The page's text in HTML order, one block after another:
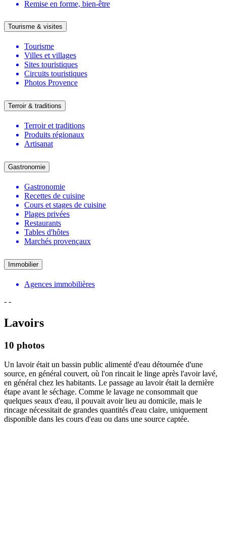
Remise en forme, bien-être
Tourisme & visites
Tourisme
Villes et villages
Sites touristiques
Circuits touristiques
Photos Provence
Terroir & traditions
Terroir et traditions
Produits régionaux
Artisanat
Gastronomie
Gastronomie
Recettes de cuisine
Cours et stages de cuisine
Plages privées
Restaurants
Tables d'hôtes
Marchés provençaux
Immobilier
Agences immobilières
- -
Lavoirs
10 photos
Un lavoir était un bassin public alimenté d'eau détournée d'une
source, en général couvert, où l'on rincait le linge après l'avoir lavé,
en général chez les habitants. Le passage au lavoir était la dernière
étape avant le séchage. Comme le lavage ne consommait que
quelques seaux d'eau, il pouvait avoir lieu au domicile, mais le
rincage nécessitait de grandes quantités d'eau claire, uniquement
disponible dans les cours d'eau ou dans une source captée.